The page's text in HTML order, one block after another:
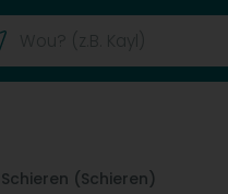
Schieren (Schieren)